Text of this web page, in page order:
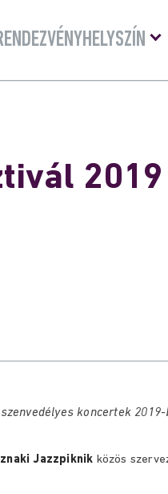
2019
koncertek
Jazzpiknik közös